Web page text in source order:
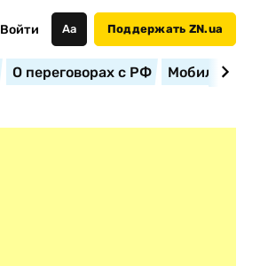
Войти Аа Поддержать ZN.ua
О переговорах с РФ